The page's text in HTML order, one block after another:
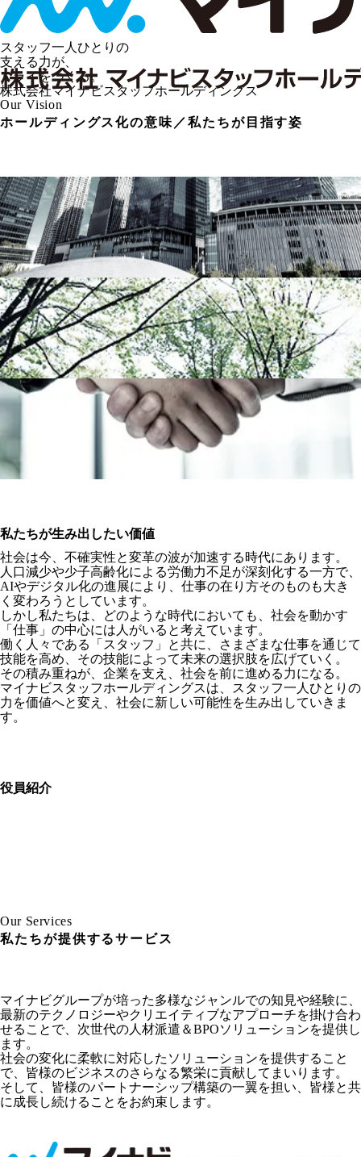
ス タ ッフ一 人 ひと り の
支 え る力が
ミライをつくる。
株式会社マイナビスタッフホールディングス
Our Vision
ホールディングス化の意味／私たちが目指す姿
私たちが生み出したい価値
社会は今、不確実性と変革の波が加速する時代にあります。
人口減少や少子高齢化による労働力不足が深刻化する一方で、
AIやデジタル化の進展により、仕事の在り方そのものも大き
く変わろうとしています。
しかし私たちは、どのような時代においても、社会を動かす
「仕事」の中心には人がいると考えています。
働く人々である「スタッフ」と共に、さまざまな仕事を通じて
技能を高め、その技能によって未来の選択肢を広げていく。
その積み重ねが、企業を支え、社会を前に進める力になる。
マイナビスタッフホールディングスは、スタッフ一人ひとりの
力を価値へと変え、社会に新しい可能性を生み出していきま
す。
役員紹介
Our Services
私たちが提供するサービス
マイナビグループが培った多様なジャンルでの知見や経験に、
最新のテクノロジーやクリエイティブなアプローチを掛け合わ
せることで、次世代の人材派遣＆BPOソリューションを提供し
ます。
社会の変化に柔軟に対応したソリューションを提供すること
で、皆様のビジネスのさらなる繁栄に貢献してまいります。
そして、皆様のパートナーシップ構築の一翼を担い、皆様と共
に成長し続けることをお約束します。